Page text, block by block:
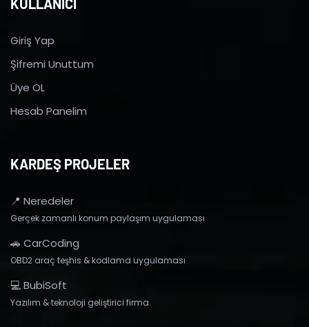
Giriş Yap
Şifremi Unuttum
Üye OL
Hesab Panelim
KARDEŞ PROJELER
📍 Neredeler
Gerçek zamanlı konum paylaşım uygulaması
🚗 CarCoding
OBD2 araç teşhis & kodlama uygulaması
💻 BubiSoft
Yazılım & teknoloji geliştirici firma